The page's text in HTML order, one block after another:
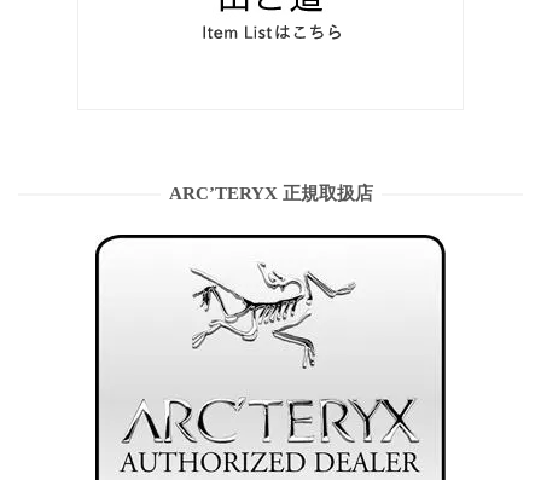
ARC’TERYX 正規取扱店